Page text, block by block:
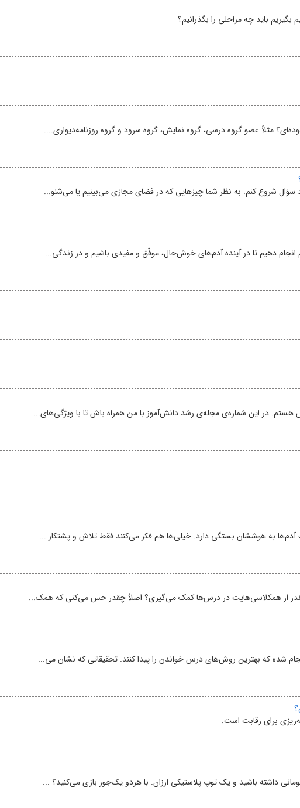
باید چه مراحلی را بگذرانیم؟
مثلاً عضو گروه درسی، گروه نمایش، گروه سرود و گروه روزنامه‌دیواری....
سؤال شروع کنم. به نظر شما چیزهایی که در فضای مجازی می‌بینیم یا می‌شنو...
انجام دهیم تا در آینده آدم‌های خوش‌حال، موفّق و مفیدی باشیم و در زندگی...
در این شماره‌ی مجله‌ی رشد دانش‌آموز با من همراه باش تا با ویژگی‌های...
آدم‌ها به هوششان بستگی دارد. خیلی‌ها هم فکر می‌کنند فقط تلاش و پشتکار ...
چقدر از همکلاسی‌هایت در درس‌ها کمک می‌گیری؟ اصلاً چقدر حس می‌کنی که همک...
شده که بهترین روش‌های درس خواندن را پیدا کنند. تحقیقاتی که نشان می‌...
برای رقابت است.
داشته باشید و یک توپ پلاستیکی ارزان. با هردو یک‌جور بازی می‌کنید؟ ...